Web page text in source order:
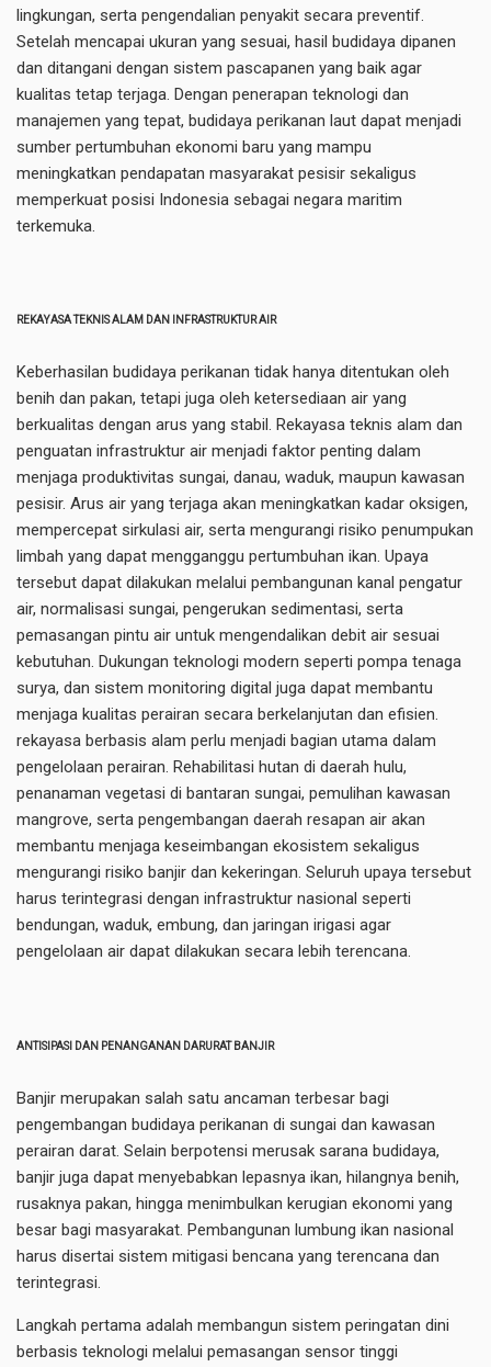
lingkungan, serta pengendalian penyakit secara preventif.
Setelah mencapai ukuran yang sesuai, hasil budidaya dipanen
dan ditangani dengan sistem pascapanen yang baik agar
kualitas tetap terjaga. Dengan penerapan teknologi dan
manajemen yang tepat, budidaya perikanan laut dapat menjadi
sumber pertumbuhan ekonomi baru yang mampu
meningkatkan pendapatan masyarakat pesisir sekaligus
memperkuat posisi Indonesia sebagai negara maritim
terkemuka.
REKAYASA TEKNIS ALAM DAN INFRASTRUKTUR AIR
Keberhasilan budidaya perikanan tidak hanya ditentukan oleh
benih dan pakan, tetapi juga oleh ketersediaan air yang
berkualitas dengan arus yang stabil. Rekayasa teknis alam dan
penguatan infrastruktur air menjadi faktor penting dalam
menjaga produktivitas sungai, danau, waduk, maupun kawasan
pesisir. Arus air yang terjaga akan meningkatkan kadar oksigen,
mempercepat sirkulasi air, serta mengurangi risiko penumpukan
limbah yang dapat mengganggu pertumbuhan ikan. Upaya
tersebut dapat dilakukan melalui pembangunan kanal pengatur
air, normalisasi sungai, pengerukan sedimentasi, serta
pemasangan pintu air untuk mengendalikan debit air sesuai
kebutuhan. Dukungan teknologi modern seperti pompa tenaga
surya, dan sistem monitoring digital juga dapat membantu
menjaga kualitas perairan secara berkelanjutan dan efisien.
rekayasa berbasis alam perlu menjadi bagian utama dalam
pengelolaan perairan. Rehabilitasi hutan di daerah hulu,
penanaman vegetasi di bantaran sungai, pemulihan kawasan
mangrove, serta pengembangan daerah resapan air akan
membantu menjaga keseimbangan ekosistem sekaligus
mengurangi risiko banjir dan kekeringan. Seluruh upaya tersebut
harus terintegrasi dengan infrastruktur nasional seperti
bendungan, waduk, embung, dan jaringan irigasi agar
pengelolaan air dapat dilakukan secara lebih terencana.
ANTISIPASI DAN PENANGANAN DARURAT BANJIR
Banjir merupakan salah satu ancaman terbesar bagi
pengembangan budidaya perikanan di sungai dan kawasan
perairan darat. Selain berpotensi merusak sarana budidaya,
banjir juga dapat menyebabkan lepasnya ikan, hilangnya benih,
rusaknya pakan, hingga menimbulkan kerugian ekonomi yang
besar bagi masyarakat. Pembangunan lumbung ikan nasional
harus disertai sistem mitigasi bencana yang terencana dan
terintegrasi.
Langkah pertama adalah membangun sistem peringatan dini
berbasis teknologi melalui pemasangan sensor tinggi